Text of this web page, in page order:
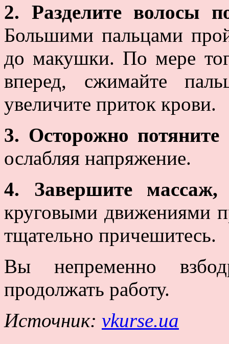
2. Разделите волосы
Большими пальцами
до макушки. По мере
вперед, сжимайте
увеличите приток крови.
3. Осторожно
ослабляя напряжение.
4. Завершите массаж,
круговыми движениями
тщательно причешитесь.
Вы непременно
продолжать работу.
Источник: vkurse.ua